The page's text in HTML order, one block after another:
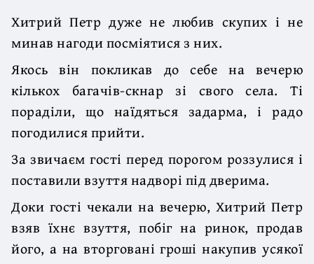
Хитрий Петр дуже не любив скупих і не
минав нагоди посміятися з них.
Якось він покликав до себе на вечерю
кількох багачів-скнар зі свого села. Ті
пораділи, що наїдяться задарма, і радо
погодилися прийти.
За звичаєм гості перед порогом роззулися і
поставили взуття надворі під дверима.
Доки гості чекали на вечерю, Хитрий Петр
взяв їхнє взуття, побіг на ринок, продав
його, а на вторговані гроші накупив усякої